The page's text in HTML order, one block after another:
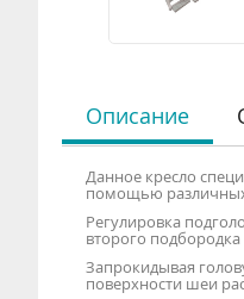
Описание
Данное кресло
помощью
Регулировка
второго
Запрокидывая
поверхности шеи